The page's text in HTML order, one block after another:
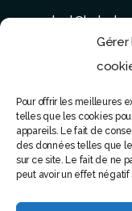
Pour offrir les meilleures
telles que les cookies
appareils. Le fait de
des données telles que
sur ce site. Le fait de ne
peut avoir un effet
contact@batu-
SUIVEZ-